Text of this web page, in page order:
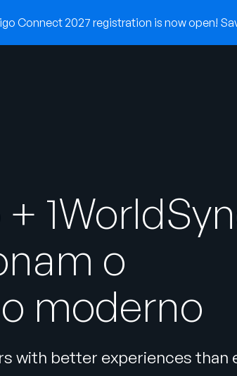
Connect 2027 registration is now open!
o
moderno
with better experiences than